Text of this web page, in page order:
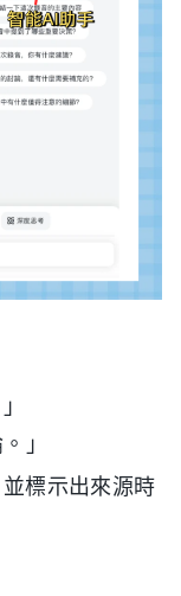
」
標示出來源時